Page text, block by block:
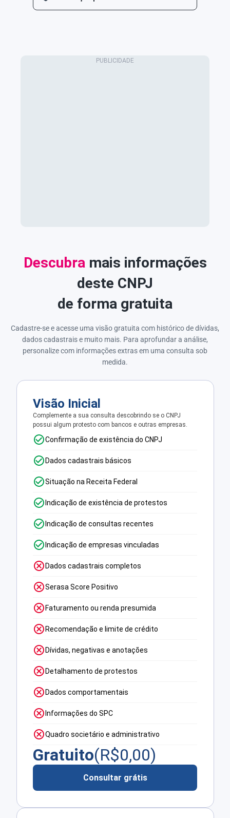
Descubra mais informações
deste CNPJ
de forma gratuita
Cadastre-se e acesse uma visão gratuita com histórico de dívidas,
dados cadastrais e muito mais. Para aprofundar a análise,
personalize com informações extras em uma consulta sob
medida.
Visão Inicial
Complemente a sua consulta descobrindo se o CNPJ
possui algum protesto com bancos e outras empresas.
Confirmação de existência do CNPJ
Dados cadastrais básicos
Situação na Receita Federal
Indicação de existência de protestos
Indicação de consultas recentes
Indicação de empresas vinculadas
Dados cadastrais completos
Serasa Score Positivo
Faturamento ou renda presumida
Recomendação e limite de crédito
Dívidas, negativas e anotações
Detalhamento de protestos
Dados comportamentais
Informações do SPC
Quadro societário e administrativo
Gratuito(R$0,00)
Consultar grátis